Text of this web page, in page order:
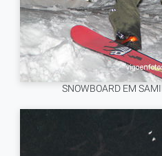
SNOWBOARD EM